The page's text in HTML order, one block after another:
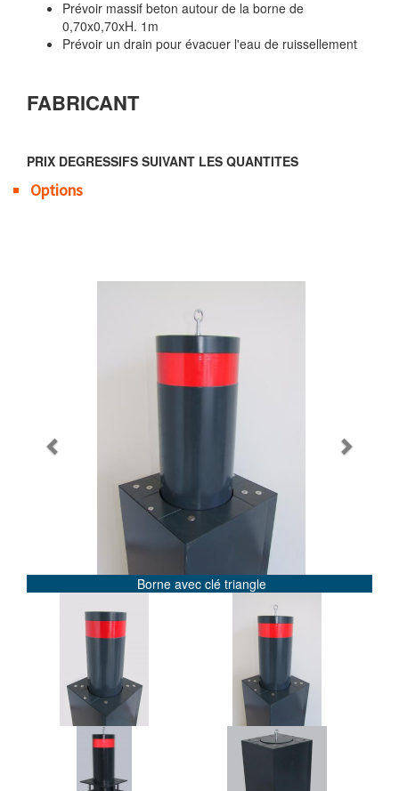
Prévoir massif beton autour de la borne de
0,70x0,70xH. 1m
Prévoir un drain pour évacuer l'eau de ruissellement
FABRICANT
PRIX DEGRESSIFS SUIVANT LES QUANTITES
Options
Borne avec clé triangle